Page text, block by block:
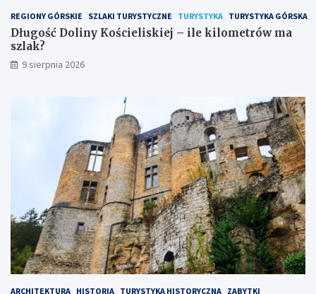
m
a
s
z
l
REGIONY GÓRSKIE SZLAKI TURYSTYCZNE TURYSTYKA TURYSTYKA GÓRSKA
Długość Doliny Kościeliskiej – ile kilometrów ma
szlak?
9 sierpnia 2026
ARCHITEKTURA HISTORIA TURYSTYKA HISTORYCZNA ZABYTKI